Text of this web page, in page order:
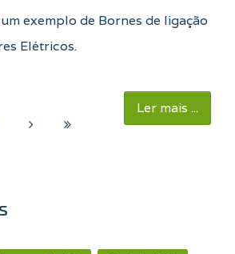
exemplo de Bornes de ligação
Elétricos.
Ler mais ...